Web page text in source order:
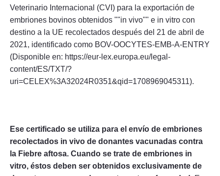
Veterinario Internacional (CVI) para la exportación de
embriones bovinos obtenidos ""in vivo"" e in vitro con
destino a la UE recolectados después del 21 de abril de
2021, identificado como BOV-OOCYTES-EMB-A-ENTRY
(Disponible en: https://eur-lex.europa.eu/legal-
content/ES/TXT/?
uri=CELEX%3A32024R0351&qid=1708969045311).
Ese certificado se utiliza para el envío de embriones
recolectados in vivo de donantes vacunadas contra
la Fiebre aftosa. Cuando se trate de embriones in
vitro, éstos deben ser obtenidos exclusivamente de